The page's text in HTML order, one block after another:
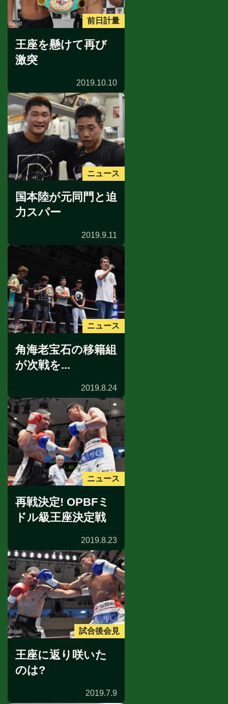
前日計量
王座を懸けて再び
激突
2019.10.10
ニュース
国本陸が元同門と迫
力スパー
2019.9.11
ニュース
角海老宝石の移籍組
が次戦を...
2019.8.24
ニュース
再戦決定! OPBFミ
ドル級王座決定戦
2019.8.23
試合後会見
王座に返り咲いた
のは?
2019.7.9